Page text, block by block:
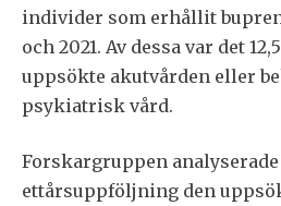
individer som erhållit
och 2021. Av dessa var det
uppsökte akutvården eller
psykiatrisk vård.
Forskargruppen
ettårsuppföljning den